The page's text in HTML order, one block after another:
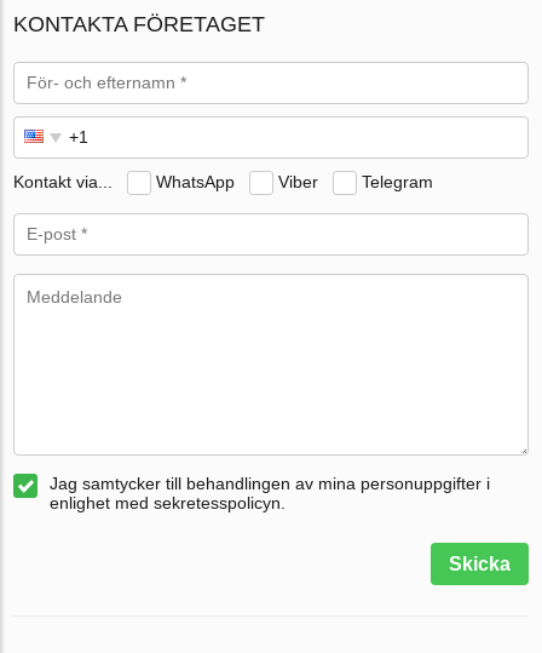
KONTAKTA FÖRETAGET
Kontakt via... WhatsApp Viber Telegram
Jag samtycker till behandlingen av mina personuppgifter i
enlighet med sekretesspolicyn.
Skicka